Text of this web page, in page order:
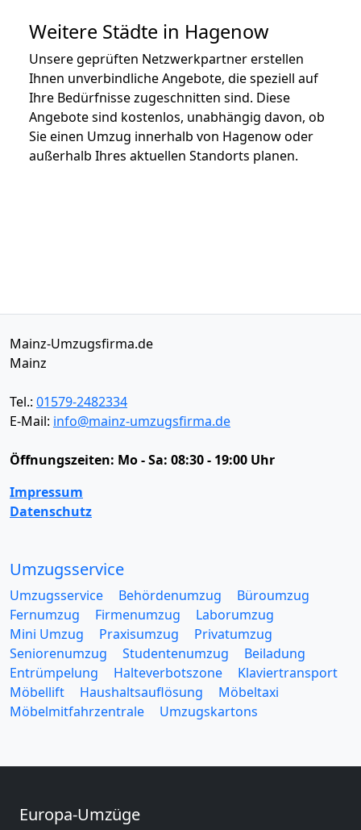
Weitere Städte in Hagenow
Unsere geprüften Netzwerkpartner erstellen
Ihnen unverbindliche Angebote, die speziell auf
Ihre Bedürfnisse zugeschnitten sind. Diese
Angebote sind kostenlos, unabhängig davon, ob
Sie einen Umzug innerhalb von Hagenow oder
außerhalb Ihres aktuellen Standorts planen.
Mainz-Umzugsfirma.de
Mainz
Tel.: 01579-2482334
E-Mail: info@mainz-umzugsfirma.de
Öffnungszeiten: Mo - Sa: 08:30 - 19:00 Uhr
Impressum
Datenschutz
Umzugsservice
Umzugsservice Behördenumzug
Büroumzug
Fernumzug
Firmenumzug
Laborumzug
Mini Umzug
Praxisumzug
Privatumzug
Seniorenumzug
Studentenumzug
Beiladung
Entrümpelung
Halteverbotszone
Klaviertransport
Möbellift
Haushaltsauflösung
Möbeltaxi
Möbelmitfahrzentrale
Umzugskartons
Europa-Umzüge